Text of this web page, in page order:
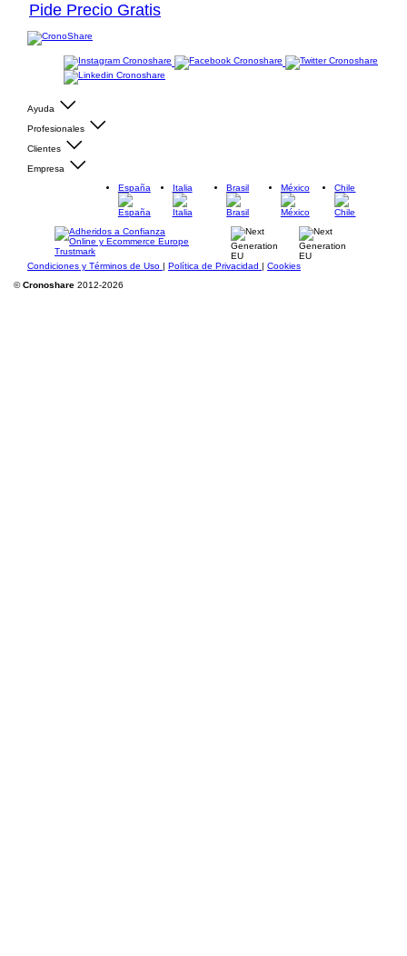
Pide Precio Gratis
Ayuda
Profesionales
Clientes
Empresa
España
Italia Brasil México Chile
Condiciones y Términos de Uso | Política de Privacidad | Cookies
©Cronoshare 2012-2026